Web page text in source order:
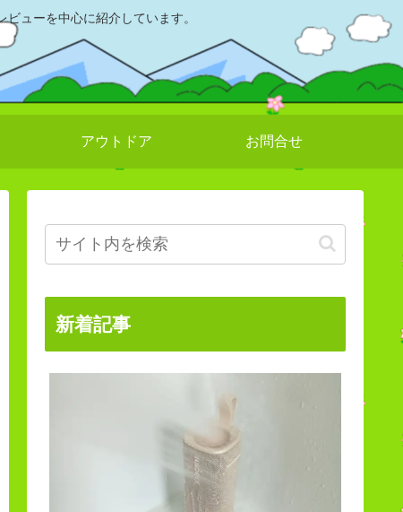
ューを中心に紹介しています。
アウトドア お問合せ
新着記事